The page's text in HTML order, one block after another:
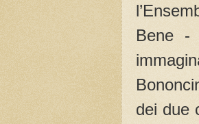
Bene -
dei due